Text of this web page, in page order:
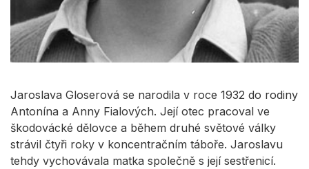
Jaroslava Gloserová se narodila v roce 1932 do rodiny
Antonína a Anny Fialových. Její otec pracoval ve
škodovácké dělovce a během druhé světové války
strávil čtyři roky v koncentračním táboře. Jaroslavu
tehdy vychovávala matka společně s její sestřenicí.